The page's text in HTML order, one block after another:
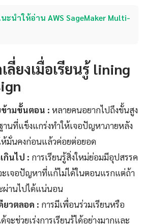
ะนำให้อ่าน AWS SageMaker Multi-
ลี่ยงเมื่อเรียนรู้ lining
ามขั้นตอน : หลายคนอยากไปถึงขั้นสูง
านที่แข็งแกร่งทำให้เจอปัญหาภายหลัง
ห้มั่นคงก่อนแล้วค่อยต่อยอด
กินไป : การเรียนรู้สิ่งใหม่ย่อมมีอุปสรรค
ะเจอปัญหาที่แก้ไม่ได้ในตอนแรกแต่ถ้า
ผ่านไปได้แน่นอน
ยวตลอด : การมีเพื่อนร่วมเรียนหรือ
ะช่วยเร่งการเรียนรู้ได้อย่างมากและ